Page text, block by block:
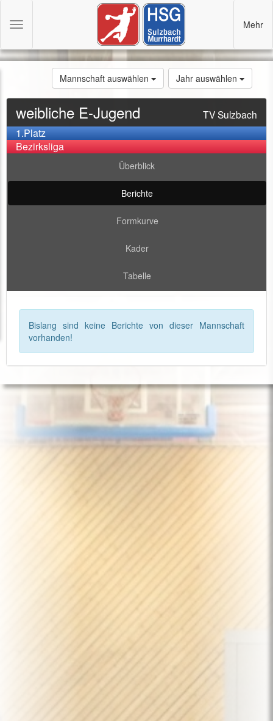
Mannschaft auswählen Jahr auswählen
weibliche E-Jugend TV Sulzbach
1.Platz
Bezirksliga
Überblick
Berichte
Formkurve
Kader
Tabelle
Bislang sind keine Berichte von dieser Mannschaft
vorhanden!
Toggle
Mehr